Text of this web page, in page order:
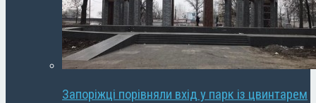
Запоріжці порівняли вхід у парк із цвинтарем